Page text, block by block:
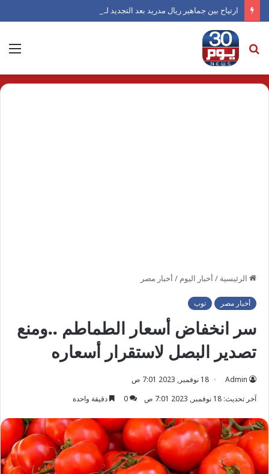
ارتياح بين جماهير ريال مدريد بعد التجديد لـ فينيسيوس
بحث
عن
الرئيسية / أخبار اليوم / أخبار مصر
أخبار مصر توب
سر انخفاض أسعار الطماطم ..ومنع
تصدير البصل لاستقرار أسعاره
Admin
18 نوفمبر, 2023 7:01 ص
آخر تحديث: 18 نوفمبر, 2023 7:01 ص
0 دقيقة واحدة